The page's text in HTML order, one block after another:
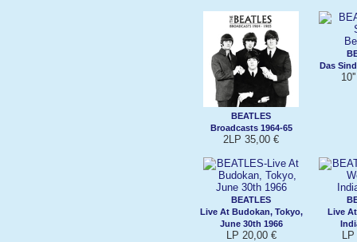
BEATLES
Broadcasts 1964-65
2LP 35,00 €
Das
BEATLES
Live At Budokan, Tokyo,
June 30th 1966
LP 20,00 €
Live
LP